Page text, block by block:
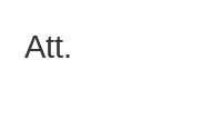
Att.